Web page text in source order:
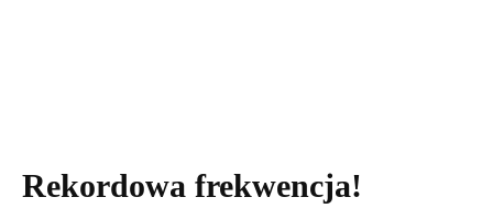
Rekordowa frekwencja!